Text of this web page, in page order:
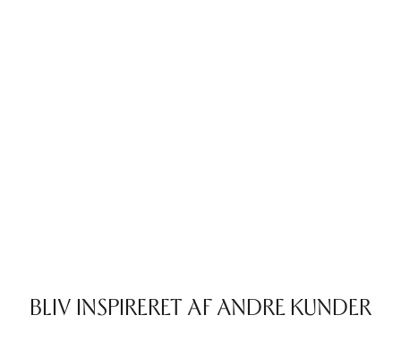
BLIV INSPIRERET AF ANDRE KUNDER